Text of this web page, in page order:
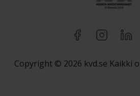
Copyright © 2026 kvd.se Kaikki